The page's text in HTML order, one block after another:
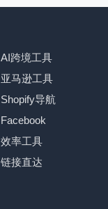
AI跨境工具
亚马逊工具
Shopify导航
Facebook
效率工具
链接直达